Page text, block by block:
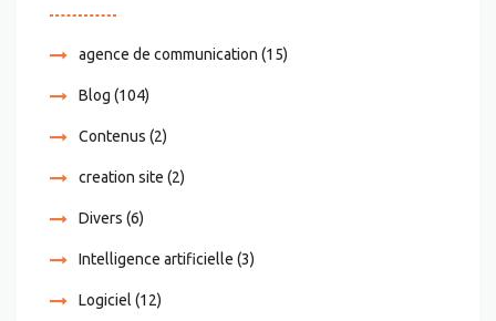
agence de communication (15)
Blog (104)
Contenus (2)
creation site (2)
Divers (6)
Intelligence artificielle (3)
Logiciel (12)